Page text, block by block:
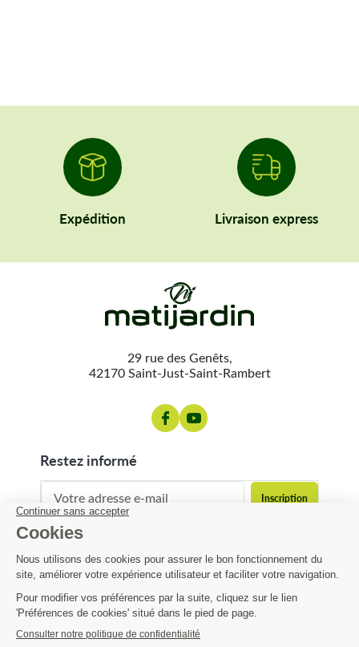
5,22 €
Expédition Livraison express
29 rue des Genêts,
42170 Saint-Just-Saint-Rambert
restez informé
contact@matijardin.fr 04 81 120 120
Matijardin